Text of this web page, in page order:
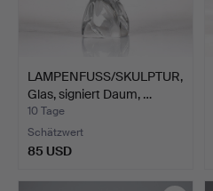
LAMPENFUSS/SKULPTUR,
Glas, signiert Daum, …
10 Tage
Schätzwert
85 USD